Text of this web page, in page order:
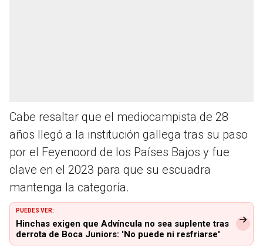
Cabe resaltar que el mediocampista de 28
años llegó a la institución gallega tras su paso
por el Feyenoord de los Países Bajos y fue
clave en el 2023 para que su escuadra
mantenga la categoría.
PUEDES VER:
Hinchas exigen que Advíncula no sea suplente tras
derrota de Boca Juniors: 'No puede ni resfriarse'